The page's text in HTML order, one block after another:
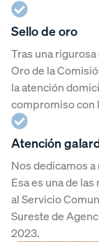
Sello de oro
Tras una
Oro de la
la atención
compromiso con
Atención
Nos dedicamos
Esa es una de
al Servicio
Sureste de
2023.